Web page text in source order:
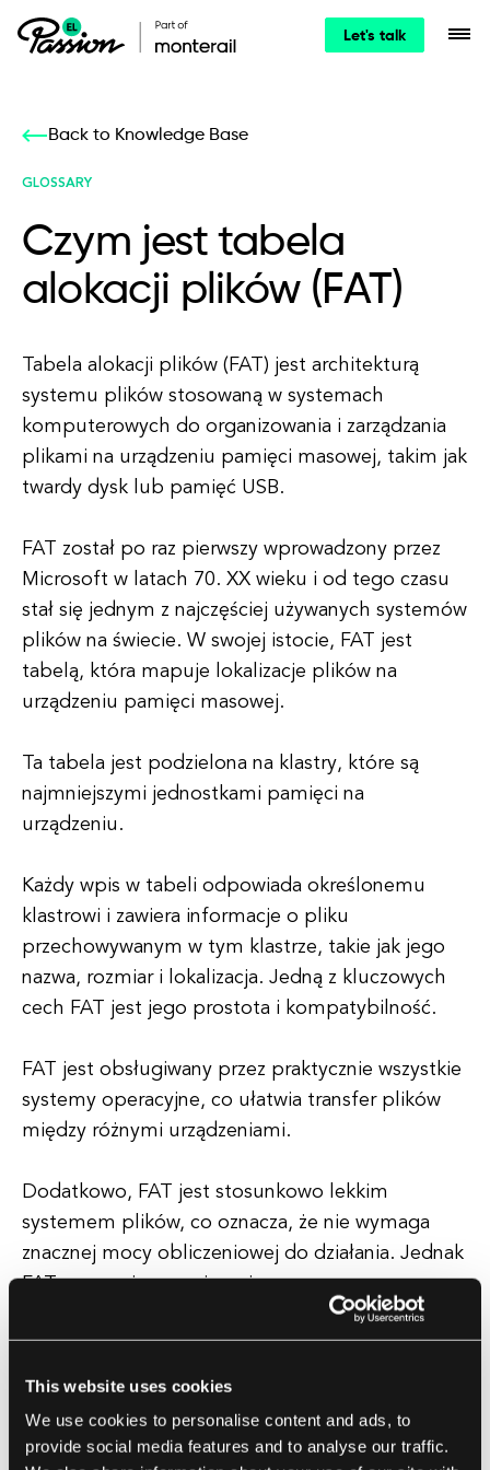
This website uses cookies
We use cookies to personalise content and ads, to
provide social media features and to analyse our traffic.
Let's talk
Back to Knowledge Base
GLOSSARY
Czym jest tabela
alokacji plików (FAT)
Tabela alokacji plików (FAT) jest architekturą
systemu plików stosowaną w systemach
komputerowych do organizowania i zarządzania
plikami na urządzeniu pamięci masowej, takim jak
twardy dysk lub pamięć USB.
FAT został po raz pierwszy wprowadzony przez
Microsoft w latach 70. XX wieku i od tego czasu
stał się jednym z najczęściej używanych systemów
plików na świecie. W swojej istocie, FAT jest
tabelą, która mapuje lokalizacje plików na
urządzeniu pamięci masowej.
Ta tabela jest podzielona na klastry, które są
najmniejszymi jednostkami pamięci na
urządzeniu.
Każdy wpis w tabeli odpowiada określonemu
klastrowi i zawiera informacje o pliku
przechowywanym w tym klastrze, takie jak jego
nazwa, rozmiar i lokalizacja. Jedną z kluczowych
cech FAT jest jego prostota i kompatybilność.
FAT jest obsługiwany przez praktycznie wszystkie
systemy operacyjne, co ułatwia transfer plików
między różnymi urządzeniami.
Dodatkowo, FAT jest stosunkowo lekkim
systemem plików, co oznacza, że nie wymaga
znacznej mocy obliczeniowej do działania. Jednak
FAT ma swoje ograniczenia.
Jednym z największych wad FAT jest brak funkcji
zabezpieczeń.
Ponieważ FAT nie obsługuje uprawnień do plików